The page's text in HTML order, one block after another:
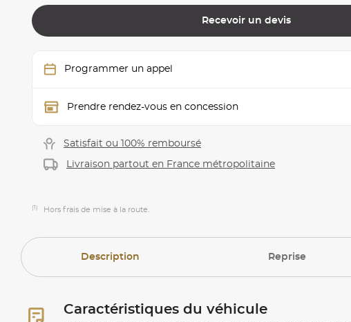
Recevoir un devis
Programmer un appel
Prendre rendez-vous en concession
Satisfait ou 100% remboursé
Livraison partout en France métropolitaine
(1) Hors frais de mise à la route.
Description Reprise
Caractéristiques du véhicule